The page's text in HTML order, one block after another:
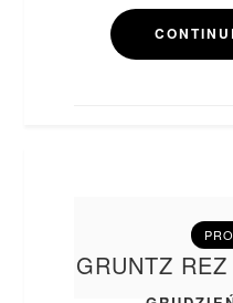
GRUNTZ